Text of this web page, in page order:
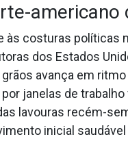
às costuras políticas
dos Estados
avança em
janelas de
lavouras recém-
inicial saudável